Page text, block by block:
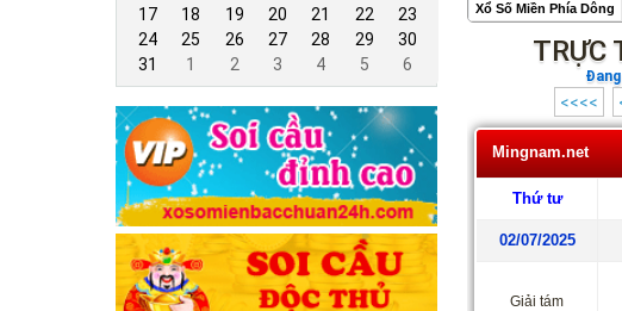
17
18 19 20 21 22
23
24
25 26 27 28 29
30
31
1 2 3 4 5 6
Xổ Số Miền Phía Dông
TRỰC
<<<<
Mingnam.net
Thứ tư
02/07/2025
Giải tám